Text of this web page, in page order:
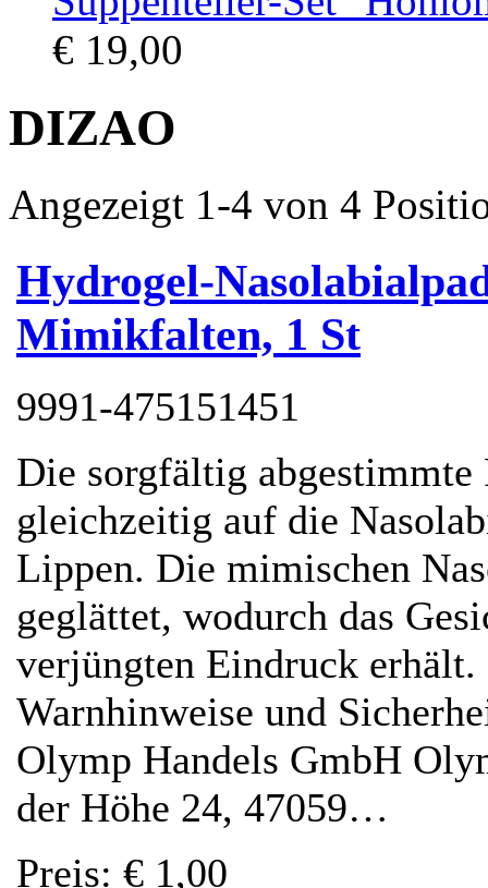
€ 19,00
DIZAO
Angezeigt 1-4 von 4
Hydrogel-
Mimikfalten, 1 St
9991-475151451
Die sorgfältig
gleichzeitig auf die
Lippen. Die mimischen
geglättet, wodurch das
verjüngten Eindruck
Warnhinweise und
Olymp Handels GmbH
der Höhe 24, 47059…
Preis: € 1,00